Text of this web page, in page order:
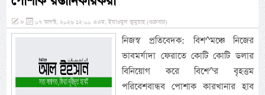
» ০৭ আগস্ট, ২০২৬ ১২:০০ এএম, ইয়াওমুল জুমুয়াহ (শুক্রবার)
নিজস্ব প্রতিবেদক: বিশ^মঞ্চে নিজের
ভাবমর্যাদা ফেরাতে কোটি কোটি ডলার
বিনিয়োগ করে বিশে^র বৃহত্তম
পরিবেশবান্ধব পোশাক কারখানার হাব